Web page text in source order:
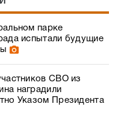
парке
испытали будущие
СВО из
наградили
Указом Президента